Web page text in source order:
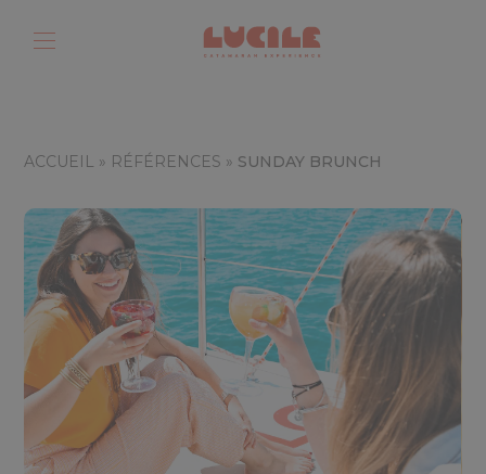
ACCUEIL » RÉFÉRENCES » SUNDAY BRUNCH